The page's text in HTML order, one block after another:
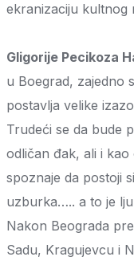
ekranizaciju kultnog
Gligorije Pecikoza
u Boegrad, zajedno
postavlja velike
Trudeći se da bude
odličan đak, ali i
spoznaje da postoji
uzburka….. a to je
Nakon Beograda
Sadu, Kragujevcu i